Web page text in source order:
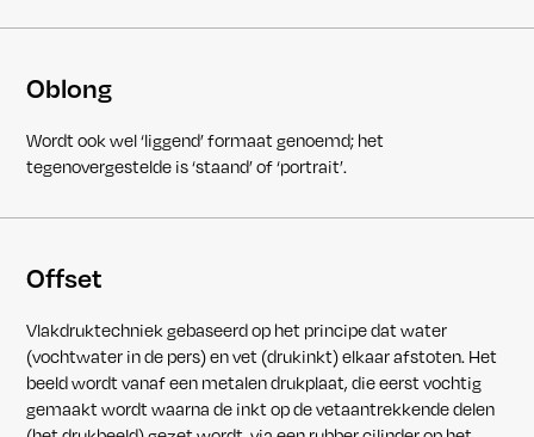
Oblong
Wordt ook wel ‘liggend’ formaat genoemd; het
tegenovergestelde is ‘staand’ of ‘portrait’.
Offset
Vlakdruktechniek gebaseerd op het principe dat water
(vochtwater in de pers) en vet (drukinkt) elkaar afstoten. Het
beeld wordt vanaf een metalen drukplaat, die eerst vochtig
gemaakt wordt waarna de inkt op de vetaantrekkende delen